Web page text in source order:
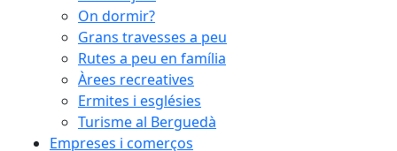
On dormir?
Grans travesses a peu
Rutes a peu en família
Àrees recreatives
Ermites i esglésies
Turisme al Berguedà
Empreses i comerços